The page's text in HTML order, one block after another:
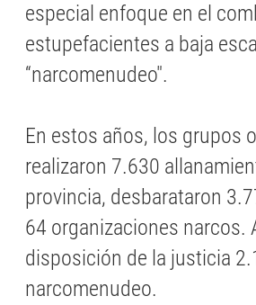
especial enfoque en el
estupefacientes a baja
“narcomenudeo".
En estos años, los grupos
realizaron 7.630
provincia, desbarataron
64 organizaciones narcos.
disposición de la justicia
narcomenudeo.